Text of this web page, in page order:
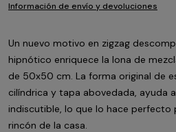
Información de envío y devoluciones
Un nuevo motivo en zigzag
hipnótico enriquece la lona de
de 50x50 cm. La forma original de
cilíndrica y tapa abovedada, ayuda
indiscutible, lo que lo hace perfecto
rincón de la casa.